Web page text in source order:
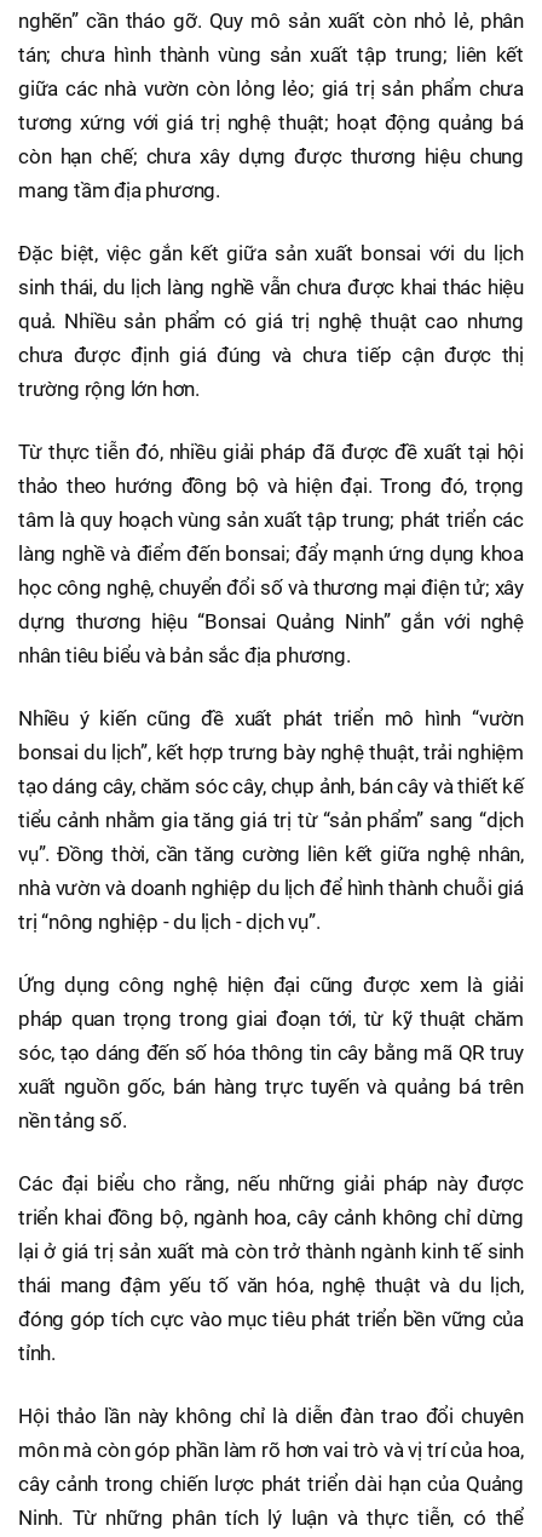
nghẽn” cần tháo gỡ. Quy mô sản xuất còn nhỏ lẻ, phân
tán; chưa hình thành vùng sản xuất tập trung; liên kết
giữa các nhà vườn còn lỏng lẻo; giá trị sản phẩm chưa
tương xứng với giá trị nghệ thuật; hoạt động quảng bá
còn hạn chế; chưa xây dựng được thương hiệu chung
mang tầm địa phương.
Đặc biệt, việc gắn kết giữa sản xuất bonsai với du lịch
sinh thái, du lịch làng nghề vẫn chưa được khai thác hiệu
quả. Nhiều sản phẩm có giá trị nghệ thuật cao nhưng
chưa được định giá đúng và chưa tiếp cận được thị
trường rộng lớn hơn.
Từ thực tiễn đó, nhiều giải pháp đã được đề xuất tại hội
thảo theo hướng đồng bộ và hiện đại. Trong đó, trọng
tâm là quy hoạch vùng sản xuất tập trung; phát triển các
làng nghề và điểm đến bonsai; đẩy mạnh ứng dụng khoa
học công nghệ, chuyển đổi số và thương mại điện tử; xây
dựng thương hiệu “Bonsai Quảng Ninh” gắn với nghệ
nhân tiêu biểu và bản sắc địa phương.
Nhiều ý kiến cũng đề xuất phát triển mô hình “vườn
bonsai du lịch”, kết hợp trưng bày nghệ thuật, trải nghiệm
tạo dáng cây, chăm sóc cây, chụp ảnh, bán cây và thiết kế
tiểu cảnh nhằm gia tăng giá trị từ “sản phẩm” sang “dịch
vụ”. Đồng thời, cần tăng cường liên kết giữa nghệ nhân,
nhà vườn và doanh nghiệp du lịch để hình thành chuỗi giá
trị “nông nghiệp - du lịch - dịch vụ”.
Ứng dụng công nghệ hiện đại cũng được xem là giải
pháp quan trọng trong giai đoạn tới, từ kỹ thuật chăm
sóc, tạo dáng đến số hóa thông tin cây bằng mã QR truy
xuất nguồn gốc, bán hàng trực tuyến và quảng bá trên
nền tảng số.
Các đại biểu cho rằng, nếu những giải pháp này được
triển khai đồng bộ, ngành hoa, cây cảnh không chỉ dừng
lại ở giá trị sản xuất mà còn trở thành ngành kinh tế sinh
thái mang đậm yếu tố văn hóa, nghệ thuật và du lịch,
đóng góp tích cực vào mục tiêu phát triển bền vững của
tỉnh.
Hội thảo lần này không chỉ là diễn đàn trao đổi chuyên
môn mà còn góp phần làm rõ hơn vai trò và vị trí của hoa,
cây cảnh trong chiến lược phát triển dài hạn của Quảng
Ninh. Từ những phân tích lý luận và thực tiễn, có thể